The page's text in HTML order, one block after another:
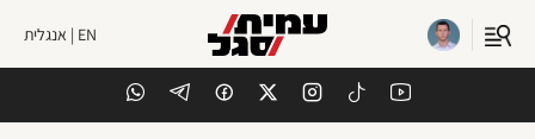
EN | אנגלית